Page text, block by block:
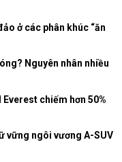
ở các phân khúc “ăn
Nguyên nhân nhiều
chiếm hơn 50%
vững ngôi vương A-SUV